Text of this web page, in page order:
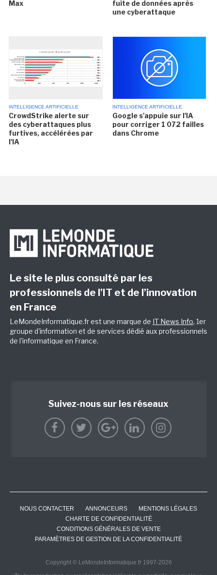
Max
fuite de données après
une cyberattaque
INTELLIGENCE ARTIFICIELLE
CrowdStrike alerte sur
des cyberattaques plus
furtives, accélérées par
l'IA
INTELLIGENCE ARTIFICIELLE
Google s'appuie sur l'IA
pour corriger 1 072 failles
dans Chrome
Le site le plus consulté par les
professionnels de l’IT et de l’innovation
en France
LeMondeInformatique.fr est une marque de IT News Info, 1er
groupe d'information et de services dédié aux professionnels
de l'informatique en France.
Suivez-nous sur les réseaux
NOUS CONTACTER ANNONCEURS
MENTIONS LÉGALES
CHARTE DE CONFIDENTIALITÉ
CONDITIONS GÉNÉRALES DE VENTE
PARAMÈTRES DE GESTION DE LA CONFIDENTIALITÉ
Copyright © LeMondeInformatique.fr 1997-2026